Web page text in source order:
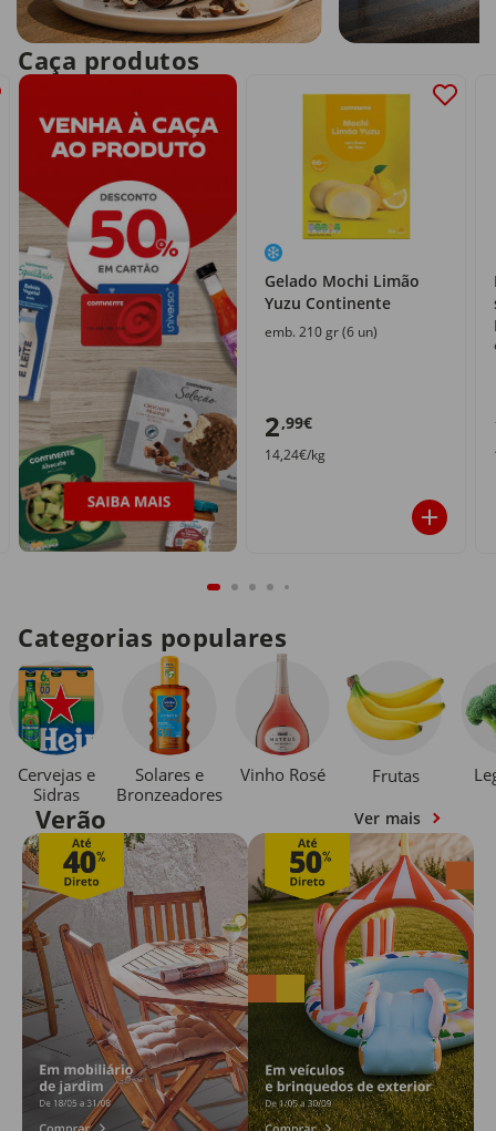
Caça produtos
Gelado Mochi Limão
Yuzu Continente
emb. 210 gr (6 un)
2,99€
14,24€/kg
Categorias populares
Cervejas e
Sidras
Solares e
Bronzeadores
Vinho Rosé Frutas
Verão Ver mais